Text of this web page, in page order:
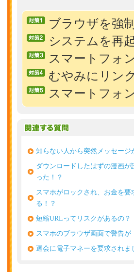
ブラウザを強
システムを再
スマートフォ
むやみにリン
スマートフォ
知らない人から突然メッセージ
ダウンロードしたはずの漫画が
った！？
スマホがロックされ、お金を要
る！？
短縮URLってリスクがあるの？
スマホのブラウザ画面で警告が
退会に電子マネーを要求されま